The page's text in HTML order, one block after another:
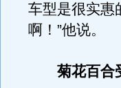
车型是很实惠
啊！”他说。
菊花百合